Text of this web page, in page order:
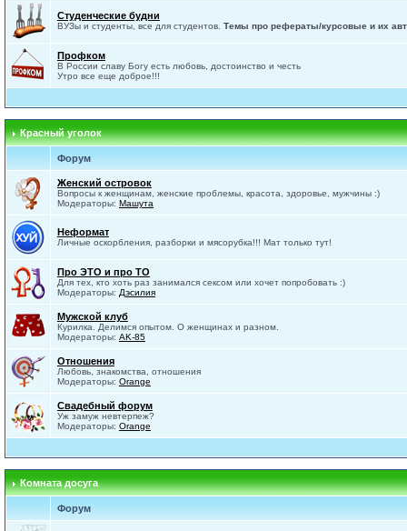
Студенческие будни
ВУЗы и студенты, все для студентов. Темы про рефераты/курсовые и их
Профком
В России славу Богу есть любовь, достоинство и честь
Утро все еще доброе!!!
Красный уголок
Форум
Женский островок
Вопросы к женщинам, женские проблемы, красота, здоровье, мужчины :)
Модераторы: Машута
Неформат
Личные оскорбления, разборки и мясорубка!!! Мат только тут!
Про ЭТО и про ТО
Для тех, кто хоть раз занимался сексом или хочет попробовать :)
Модераторы: Дэсилия
Мужской клуб
Курилка. Делимся опытом. О женщинах и разном.
Модераторы: AK-85
Отношения
Любовь, знакомства, отношения
Модераторы: Orange
Свадебный форум
Уж замуж невтерпеж?
Модераторы: Orange
Комната досуга
Форум